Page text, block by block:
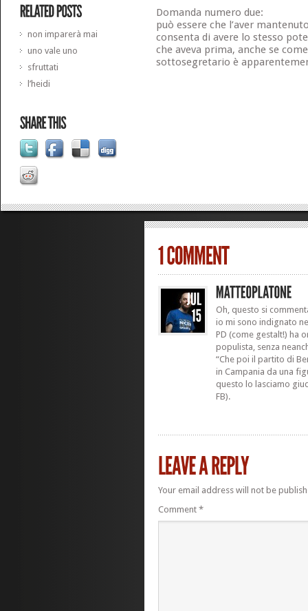
non imparerà mai
uno vale uno
sfruttati
l’heidi
Domanda numero due:
può essere che l’aver
consenta di avere lo stesso
che aveva prima, anche se
sottosegretario è
Oh, questo si
io mi sono indignato
PD (come gestalt!) ha
populista, senza
“Che poi il partito di
in Campania da una
questo lo lasciamo
FB).
Your email address will not be
Comment *